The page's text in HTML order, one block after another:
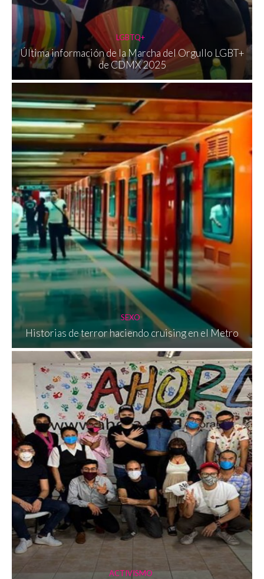
LGBTQ+
Última información de la Marcha del Orgullo LGBT+
de CDMX 2025
SEXO
Historias de terror haciendo cruising en el Metro
ACTIVISMO